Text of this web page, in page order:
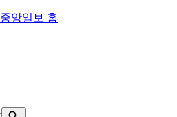
중앙일보 홈